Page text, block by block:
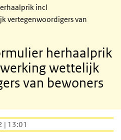
incl
vertegenwoordigers van
herhaalprik
wettelijk
van bewoners
| 13:01